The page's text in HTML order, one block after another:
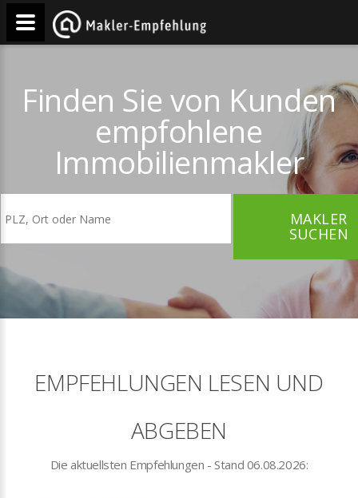
Finden Sie von Kunden
empfohlene
Immobilienmakler
MAKLER
SUCHEN
EMPFEHLUNGEN LESEN UND
ABGEBEN
Die aktuellsten Empfehlungen - Stand 06.08.2026: